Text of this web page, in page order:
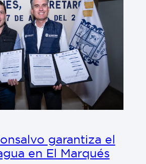
garantiza el
en El Marqués